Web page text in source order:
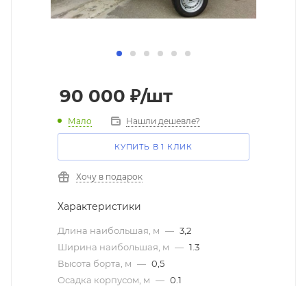
90 000 ₽/шт
Мало Нашли дешевле?
КУПИТЬ В 1 КЛИК
Хочу в подарок
Характеристики
Длина наибольшая, м — 3,2
Ширина наибольшая, м — 1.3
Высота борта, м — 0,5
Осадка корпусом, м — 0.1